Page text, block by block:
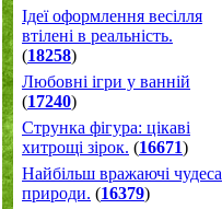
Ідеї оформлення весілля
втілені в реальність.
(18258)
Любовні ігри у ванній
(17240)
Струнка фігура: цікаві
хитрощі зірок. (16671)
Найбільш вражаючі чудеса
природи. (16379)